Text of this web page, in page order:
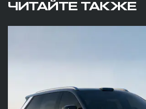
ЧИТАЙТЕ ТАКЖЕ